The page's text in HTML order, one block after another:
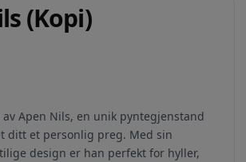
(Kopi)
av Apen Nils, en unik pyntegjenstand
ditt et personlig preg. Med sin
design er han perfekt for hyller,